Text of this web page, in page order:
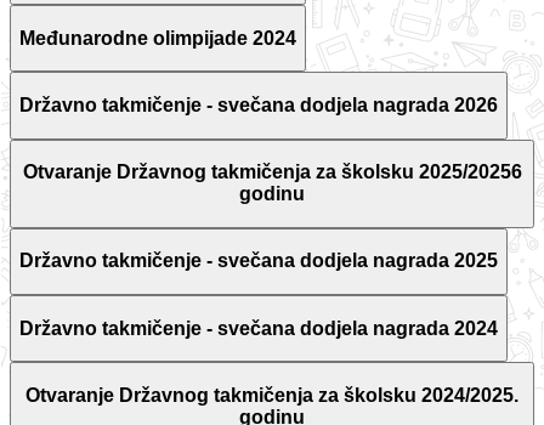
Međunarodne olimpijade 2024
Državno takmičenje - svečana dodjela nagrada 2026
Otvaranje Državnog takmičenja za školsku 2025/20256
godinu
Državno takmičenje - svečana dodjela nagrada 2025
Državno takmičenje - svečana dodjela nagrada 2024
Otvaranje Državnog takmičenja za školsku 2024/2025.
godinu